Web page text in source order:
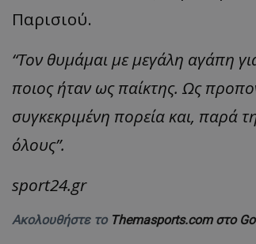
Παρισιού.
“Τον θυμάμαι με μεγάλη αγάπη
ποιος ήταν ως παίκτης. Ως
συγκεκριμένη πορεία και, παρά
όλους”.
sport24.gr
Ακολουθήστε το Themasports.com στο